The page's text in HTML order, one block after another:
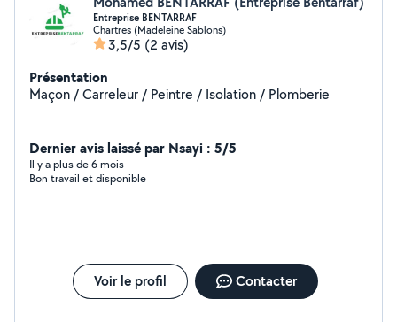
Entreprise BENTARRAF
Chartres (Madeleine Sablons)
3,5/5 (2 avis)
Présentation
Maçon / Carreleur / Peintre / Isolation / Plomberie
Dernier avis laissé par Nsayi : 5/5
Il y a plus de 6 mois
Bon travail et disponible
Voir le profil Contacter